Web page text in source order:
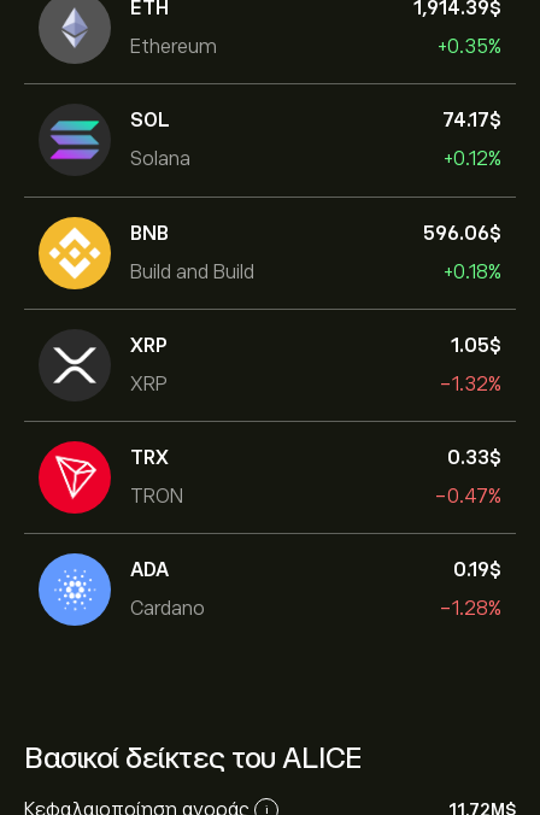
ETH
Ethereum
1,914.39‎$‎
+0.35%
SOL
Solana
74.17‎$‎
+0.12%
BNB
Build and Build
596.06‎$‎
+0.18%
XRP
XRP
1.05‎$‎
-1.32%
TRX
TRON
0.33‎$‎
-0.47%
ADA
Cardano
0.19‎$‎
-1.28%
Βασικοί δείκτες του ALICE
Κεφαλαιοποίηση αγοράς i 11.72M‎$‎